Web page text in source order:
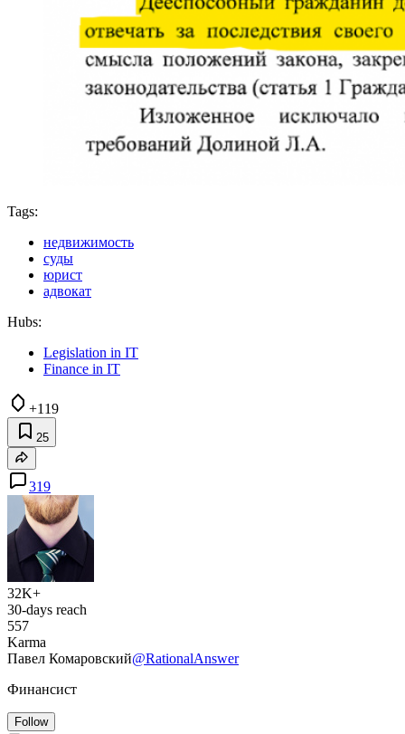
Tags:
недвижимость
суды
юрист
адвокат
Hubs:
Legislation in IT
Finance in IT
+119
25
319
32K+
30-days reach
557
Karma
Павел Комаровский@RationalAnswer
Финансист
Follow